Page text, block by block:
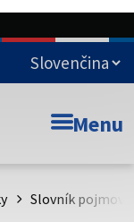
Menu
Slovník pojmov